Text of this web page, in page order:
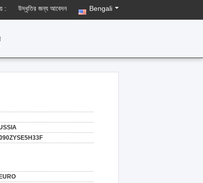
: উদ্ধৃতির জন্য আবেদন Bengali